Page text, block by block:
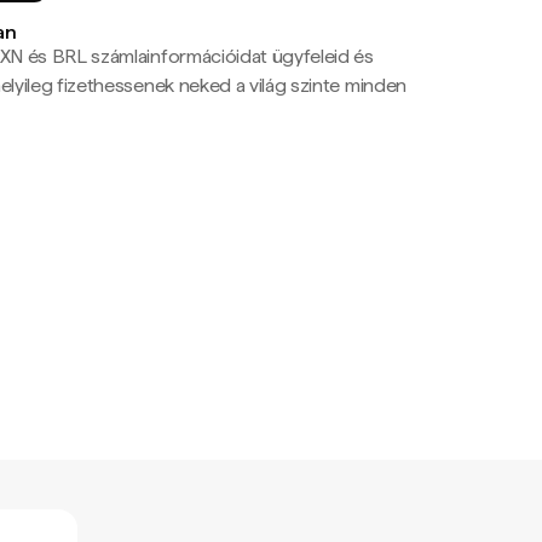
és BRL számlainformációidat ügyfeleid és
fizethessenek neked a világ szinte minden